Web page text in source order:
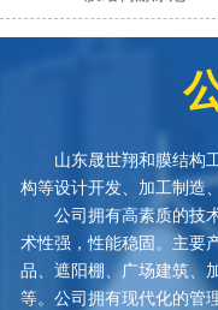
山东晟世翔和膜结构工
构等设计开发、加工制造
公司拥有高素质的技术
术性强，性能稳固。主要
品、遮阳棚、广场建筑、
等。公司拥有现代化的管